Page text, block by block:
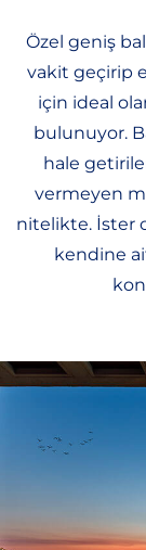
Özel geniş
vakit geçirip
için ideal
bulunuyor.
hale
vermeyen
nitelikte. İster
kendine